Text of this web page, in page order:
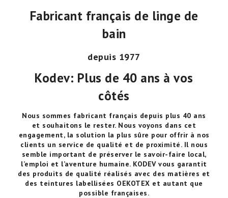
Fabricant français de linge de
bain
depuis 1977
Kodev: Plus de 40 ans à vos
côtés
Nous sommes fabricant français depuis plus 40 ans
et souhaitons le rester. Nous voyons dans cet
engagement, la solution la plus sûre pour offrir à nos
clients un service de qualité et de proximité. Il nous
semble important de préserver le savoir-faire local,
l’emploi et l’aventure humaine. KODEV vous garantit
des produits de qualité réalisés avec des matières et
des teintures labellisées OEKOTEX et autant que
possible françaises.